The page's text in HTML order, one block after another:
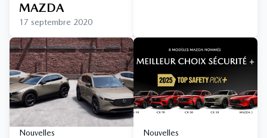
MAZDA
17 septembre 2020
Nouvelles Nouvelles